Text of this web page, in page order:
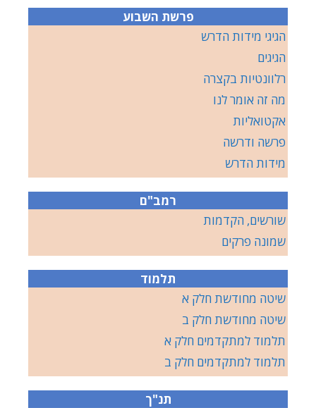
פרשת השבוע
הגיגי מידות הדרש
הגיגים
רלוונטיות בקצרה
מה זה אומר לנו
אקטואליות
פרשה ודרשה
מידות הדרש
רמב"ם
שורשים, הקדמות
שמונה פרקים
תלמוד
שיטה מחודשת חלק א
שיטה מחודשת חלק ב
תלמוד למתקדמים חלק א
תלמוד למתקדמים חלק ב
תנ"ך